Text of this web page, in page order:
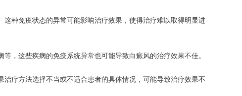
种免疫状态的异常可能影响治疗效果，使得治疗难以取得明显进
这些疾病的免疫系统异常也可能导致白癜风的治疗效果不佳。
疗方法选择不当或不适合患者的具体情况，可能导致治疗效果不